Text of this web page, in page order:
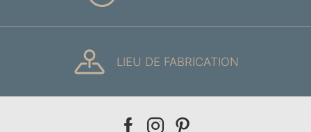
LIEU DE FABRICATION
Our Our Our